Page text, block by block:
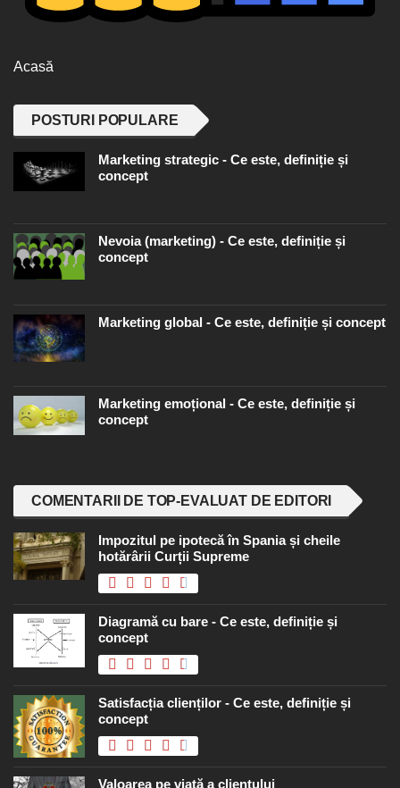
Acasă
POSTURI POPULARE
Marketing strategic - Ce este, definiție și
concept
Nevoia (marketing) - Ce este, definiție și
concept
Marketing global - Ce este, definiție și concept
Marketing emoțional - Ce este, definiție și
concept
COMENTARII DE TOP-EVALUAT DE EDITORI
Impozitul pe ipotecă în Spania și cheile
hotărârii Curții Supreme
Diagramă cu bare - Ce este, definiție și
concept
Satisfacția clienților - Ce este, definiție și
concept
Valoarea pe viață a clientului